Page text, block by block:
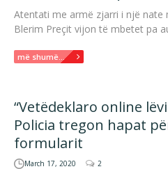
Atentati me armë zjarri i një nate
Blerim Preçit vijon të mbetet pa
më shumë...
“Vetëdeklaro online
Policia tregon hapat
formularit
March 17, 2020 2